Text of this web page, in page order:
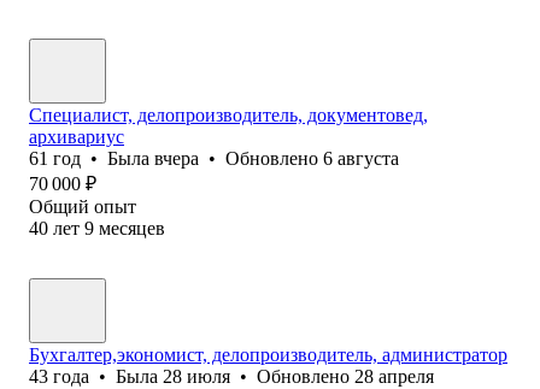
Специалист, делопроизводитель, документовед,
архивариус
61 год • Была вчера • Обновлено 6 августа
70 000 ₽
Общий опыт
40 лет 9 месяцев
Бухгалтер,экономист, делопроизводитель, администратор
43 года • Была 28 июля • Обновлено 28 апреля